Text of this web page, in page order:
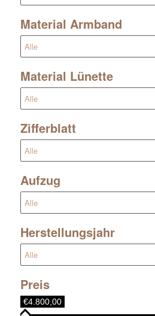
Material Armband
Material Lünette
Zifferblatt
Aufzug
Herstellungsjahr
Preis
€4.800,00